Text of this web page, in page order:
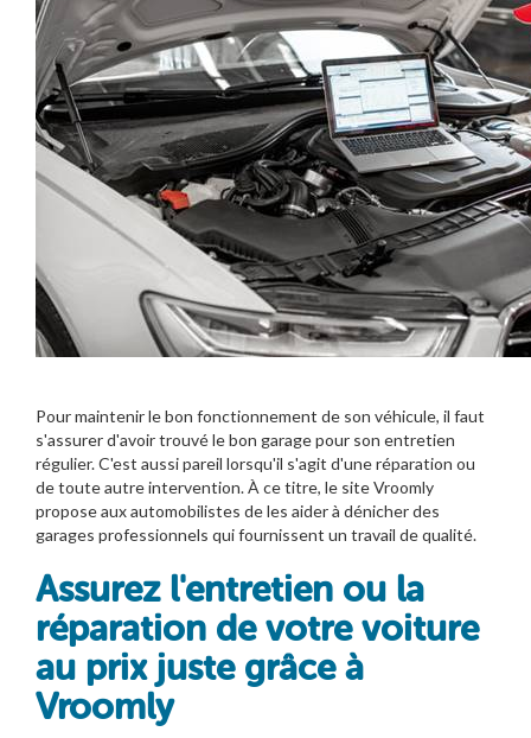
Pour maintenir le bon fonctionnement de son véhicule, il faut
s'assurer d'avoir trouvé le bon garage pour son entretien
régulier. C'est aussi pareil lorsqu'il s'agit d'une réparation ou
de toute autre intervention. À ce titre, le site Vroomly
propose aux automobilistes de les aider à dénicher des
garages professionnels qui fournissent un travail de qualité.
Assurez l'entretien ou la
réparation de votre voiture
au prix juste grâce à
Vroomly